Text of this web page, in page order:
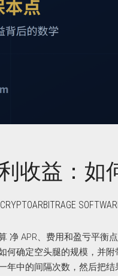
收益：如
CRYPTOARBITRAGE
净 APR、费用和盈亏平衡
何确定空头腿的规模，并
年中的间隔次数，然后把